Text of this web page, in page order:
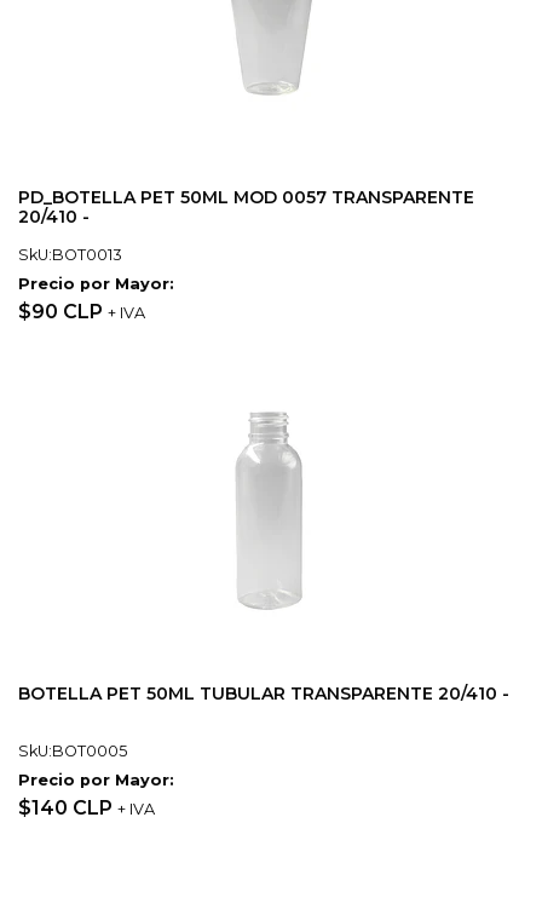
PD_BOTELLA PET 50ML MOD 0057 TRANSPARENTE
20/410 -
SkU:BOT0013
Precio por Mayor:
$90 CLP + IVA
BOTELLA PET 50ML TUBULAR TRANSPARENTE 20/410 -
SkU:BOT0005
Precio por Mayor:
$140 CLP + IVA